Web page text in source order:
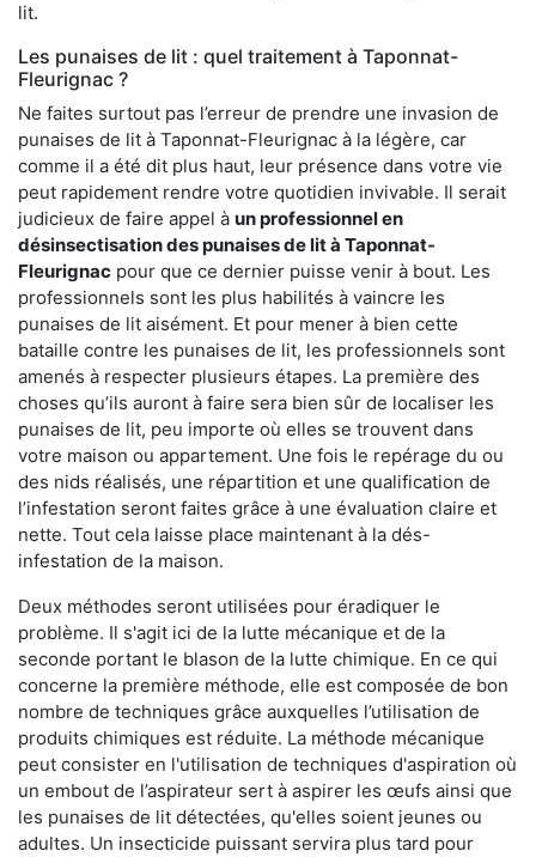
lit.
Les punaises de lit : quel traitement à Taponnat-
Fleurignac ?
Ne faites surtout pas l’erreur de prendre une invasion de
punaises de lit à Taponnat-Fleurignac à la légère, car
comme il a été dit plus haut, leur présence dans votre vie
peut rapidement rendre votre quotidien invivable. Il serait
judicieux de faire appel à un professionnel en
désinsectisation des punaises de lit à Taponnat-
Fleurignac pour que ce dernier puisse venir à bout. Les
professionnels sont les plus habilités à vaincre les
punaises de lit aisément. Et pour mener à bien cette
bataille contre les punaises de lit, les professionnels sont
amenés à respecter plusieurs étapes. La première des
choses qu’ils auront à faire sera bien sûr de localiser les
punaises de lit, peu importe où elles se trouvent dans
votre maison ou appartement. Une fois le repérage du ou
des nids réalisés, une répartition et une qualification de
l’infestation seront faites grâce à une évaluation claire et
nette. Tout cela laisse place maintenant à la dés-
infestation de la maison.
Deux méthodes seront utilisées pour éradiquer le
problème. Il s'agit ici de la lutte mécanique et de la
seconde portant le blason de la lutte chimique. En ce qui
concerne la première méthode, elle est composée de bon
nombre de techniques grâce auxquelles l’utilisation de
produits chimiques est réduite. La méthode mécanique
peut consister en l'utilisation de techniques d'aspiration où
un embout de l’aspirateur sert à aspirer les œufs ainsi que
les punaises de lit détectées, qu'elles soient jeunes ou
adultes. Un insecticide puissant servira plus tard pour